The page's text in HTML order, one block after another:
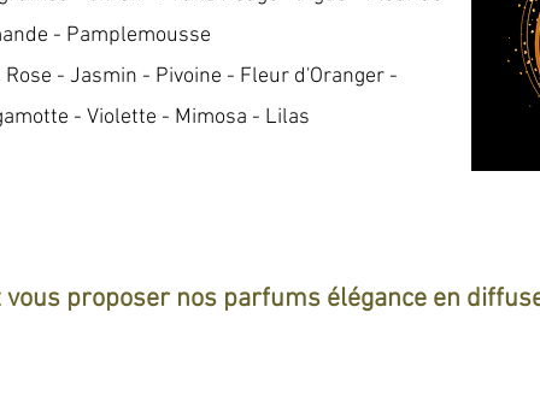
- Pamplemousse
- Jasmin - Pivoine - Fleur d'Oranger -
- Violette - Mimosa - Lilas
proposer nos parfums élégance en